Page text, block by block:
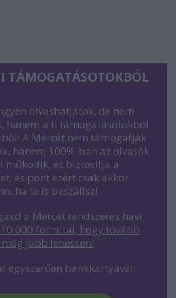
TÁMOGATÁSOTOKBÓL
olvashatjátok, de nem
hanem a ti támogatásotokból
A Mércét nem támogatják
hanem 100%-ban az olvasók
működik, ez biztosítja a
és pont ezért csak akkor
ha te is beszállsz!
a Mércét rendszeres havi
000 forinttal, hogy tovább
jobb lehessen!
egyszerűen bankkártyával: